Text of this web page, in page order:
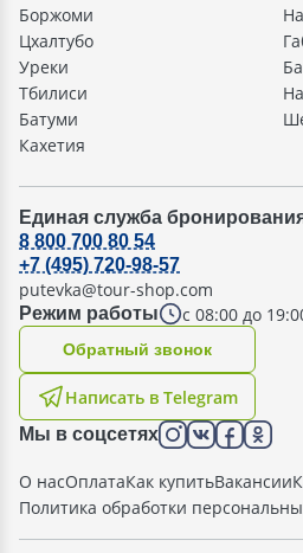
Боржоми
Цхалтубо
Уреки
Тбилиси
Батуми
Кахетия
Единая служба
Режим работы с 08:00 до
8 800 700 80 54
+7 (495) 720-98-57
putevka@tour-shop.com
Написать в Telegram
Oбратный звонок
Мы в соцсетях
О насОплатаКак купитьВакансии
Политика обработки